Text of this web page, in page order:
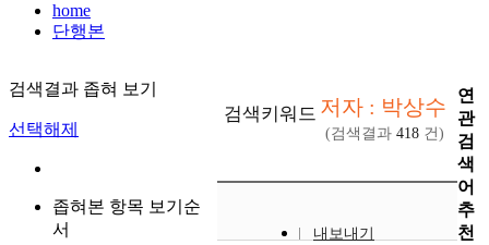
home
단행본
검색결과 좁혀 보기
선택해제
좁혀본 항목 보기순
서
검색키워드 저자 : 박상수
(검색결과 418 건)
내보내기
연
관
검
색
어
추
천